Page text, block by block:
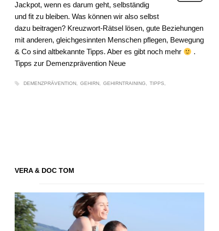
Jackpot, wenn es darum geht, selbständig
und fit zu bleiben. Was können wir also selbst
dazu beitragen? Kreuzwort-Rätsel lösen, gute Beziehungen
mit anderen, gleichgesinnten Menschen pflegen, Bewegung
& Co sind altbekannte Tipps. Aber es gibt noch mehr
.
Tipps zur Demenzprävention Neue
DEMENZPRÄVENTION GEHIRN GEHIRNTRAINING TIPPS
VERA & DOC TOM